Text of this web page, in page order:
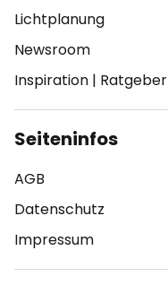
Lichtplanung
Newsroom
Inspiration | Ratgeber
Seiteninfos
AGB
Datenschutz
Impressum